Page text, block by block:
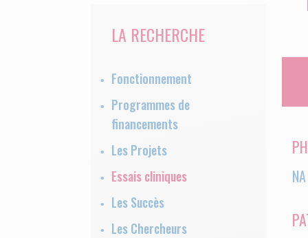
LA RECHERCHE
Fonctionnement
Programmes de
financements
Les Projets
Essais cliniques
Les Succès
Les Chercheurs
NA